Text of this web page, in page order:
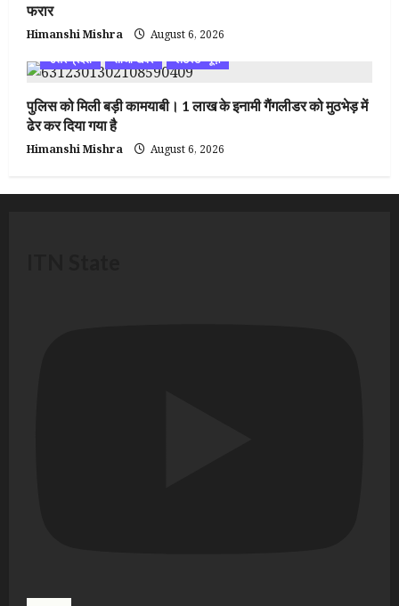
फरार
Himanshi Mishra
August 6, 2026
उत्तर प्रदेश
ताजा खबर लेटेस्ट न्यूज़
पुलिस को मिली बड़ी कामयाबी। 1 लाख के इनामी गैंगलीडर को मुठभेड़ में
ढेर कर दिया गया है
Himanshi Mishra August 6, 2026